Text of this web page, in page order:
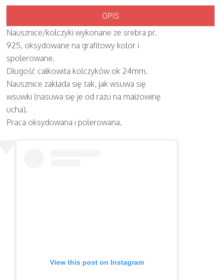
OPIS
Nausznice/kolczyki wykonane ze srebra pr.
925, oksydowane na grafitowy kolor i
spolerowane.
Długość całkowita kolczyków ok 24mm.
Nausznice zakłada się tak, jak wsuwa się
wsuwki (nasuwa się je od razu na małżowinę
ucha).
Praca oksydowana i polerowana.
View this post on Instagram